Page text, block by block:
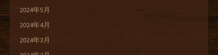
2024年5月
2024年4月
2024年3月